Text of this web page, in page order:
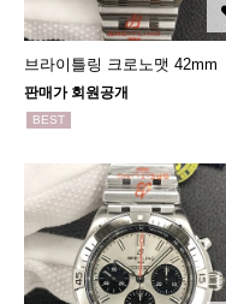
브라이틀링 크로노맷 42mm
판매가 회원공개
BEST